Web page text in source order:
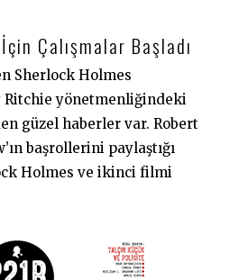
Çalışmalar Başladı
Sherlock Holmes
Ritchie yönetmenliğindeki
güzel haberler var. Robert
başrollerini paylaştığı
Holmes ve ikinci filmi